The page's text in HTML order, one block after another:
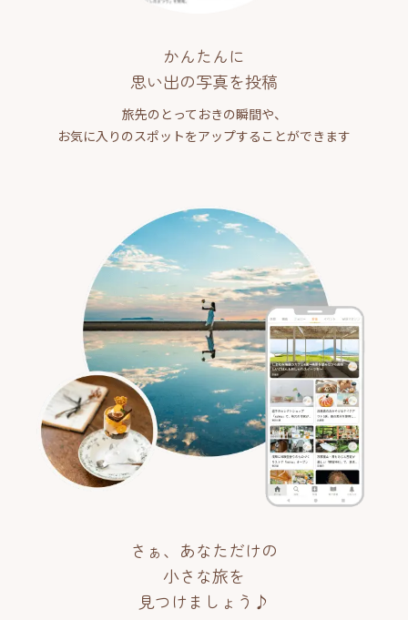
かんたんに
思い出の写真を投稿
旅先のとっておきの瞬間や、
お気に入りのスポットをアップすることができます
さぁ、あなただけの
小さな旅を
見つけましょう♪